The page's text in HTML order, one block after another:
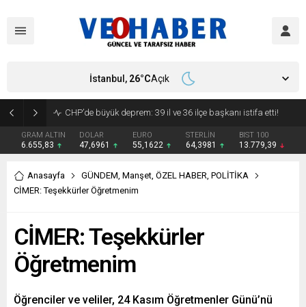
GRAM ALTIN
6.655,83
DOLAR
47,6961
EURO
55,1622
STERLİN
64,3981
BIST 100
13.779,39
İstanbul, 26°CAçık
Anasayfa GÜNDEM, Manşet, ÖZEL HABER, POLİTİKA
CİMER: Teşekkürler Öğretmenim
CİMER: Teşekkürler
Öğretmenim
Öğrenciler ve veliler, 24 Kasım Öğretmenler Günü’nü